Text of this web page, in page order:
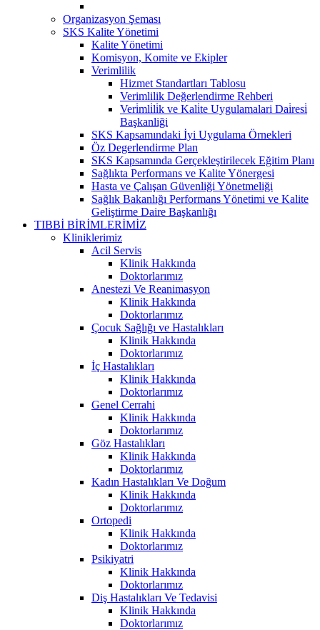
Organizasyon Şeması
SKS Kalite Yönetimi
Kalite Yönetimi
Komisyon, Komite ve Ekipler
Verimlilik
Hizmet Standartları Tablosu
Verimlilik Değerlendirme Rehberi
Veri̇mli̇li̇k ve Kali̇te Uygulamalari Dai̇resi̇
Başkanliği
SKS Kapsamındaki İyi Uygulama Örnekleri
Öz Degerlendirme Plan
SKS Kapsamında Gerçekleştirilecek Eğitim Planı
Sağlıkta Performans ve Kalite Yönergesi
Hasta ve Çalışan Güvenliği Yönetmeliği
Sağlık Bakanlığı Performans Yönetimi ve Kalite
Geliştirme Daire Başkanlığı
TIBBİ BİRİMLERİMİZ
Kliniklerimiz
Acil Servis
Klinik Hakkında
Doktorlarımız
Anestezi Ve Reanimasyon
Klinik Hakkında
Doktorlarımız
Çocuk Sağlığı ve Hastalıkları
Klinik Hakkında
Doktorlarımız
İç Hastalıkları
Klinik Hakkında
Doktorlarımız
Genel Cerrahi
Klinik Hakkında
Doktorlarımız
Göz Hastalıkları
Klinik Hakkında
Doktorlarımız
Kadın Hastalıkları Ve Doğum
Klinik Hakkında
Doktorlarımız
Ortopedi
Klinik Hakkında
Doktorlarımız
Psikiyatri
Klinik Hakkında
Doktorlarımız
Diş Hastalıkları Ve Tedavisi
Klinik Hakkında
Doktorlarımız